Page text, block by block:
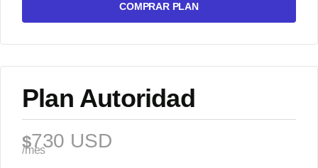
COMPRAR PLAN
Plan Autoridad
$730 USD
/mes